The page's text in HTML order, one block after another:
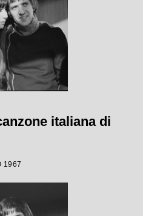
italiana di
1967